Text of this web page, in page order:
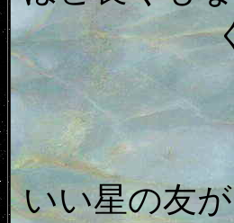
いい星の友